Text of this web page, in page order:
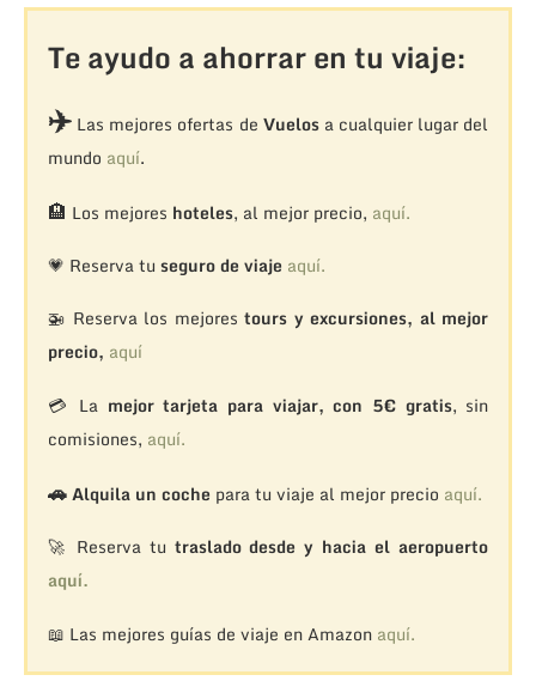
Te ayudo a ahorrar en tu viaje:
✈️Las mejores ofertas de Vuelosa cualquier lugar del
mundo aquí.
🏨 Los mejores hoteles, al mejor precio, aquí.
💗 Reserva tu seguro de viaje aquí.
🚁 Reserva los mejorestours y excursiones, al mejor
precio, aquí
💳 La mejor tarjeta para viajar, con 5€ gratis, sin
comisiones, aquí.
🚗Alquila un coche para tu viaje al mejor precio aquí.
🚀 Reserva tu traslado desde y hacia el aeropuerto
aquí.
📖 Las mejores guías de viaje en Amazon aquí.